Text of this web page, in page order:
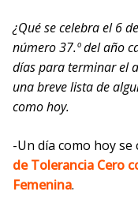
¿Qué se celebra el 6
número 37.º del año
días para terminar el
una breve lista de
como hoy.
-Un día como hoy se
de Tolerancia Cero
Femenina.